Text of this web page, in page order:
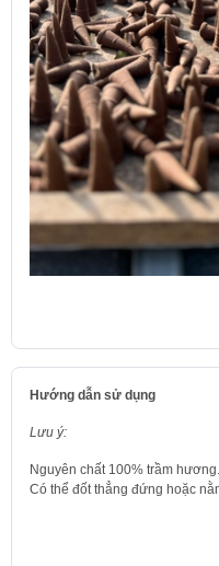
Hướng dẫn sử dụng
Lưu ý:
​​​​​​Nguyên chất 100% trầm
Có thể đốt thẳng đứng hoặc